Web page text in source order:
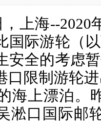
，上海--
国际游轮（
安全的考虑
口限制游轮
海上漂泊。
淞口国际邮